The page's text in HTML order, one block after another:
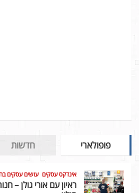
פופולארי חדשות
אינדקס עסקים עושים עסקים
ראיון עם אורי גולן –